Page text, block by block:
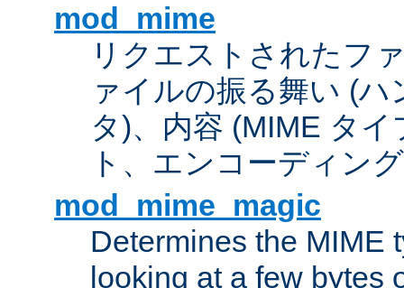
mod_mime
リクエストされたフ
ァイルの振る舞い (
タ)、内容 (MIME タ
ト、エンコーディン
mod_mime_magic
Determines the MIME
looking at a few bytes